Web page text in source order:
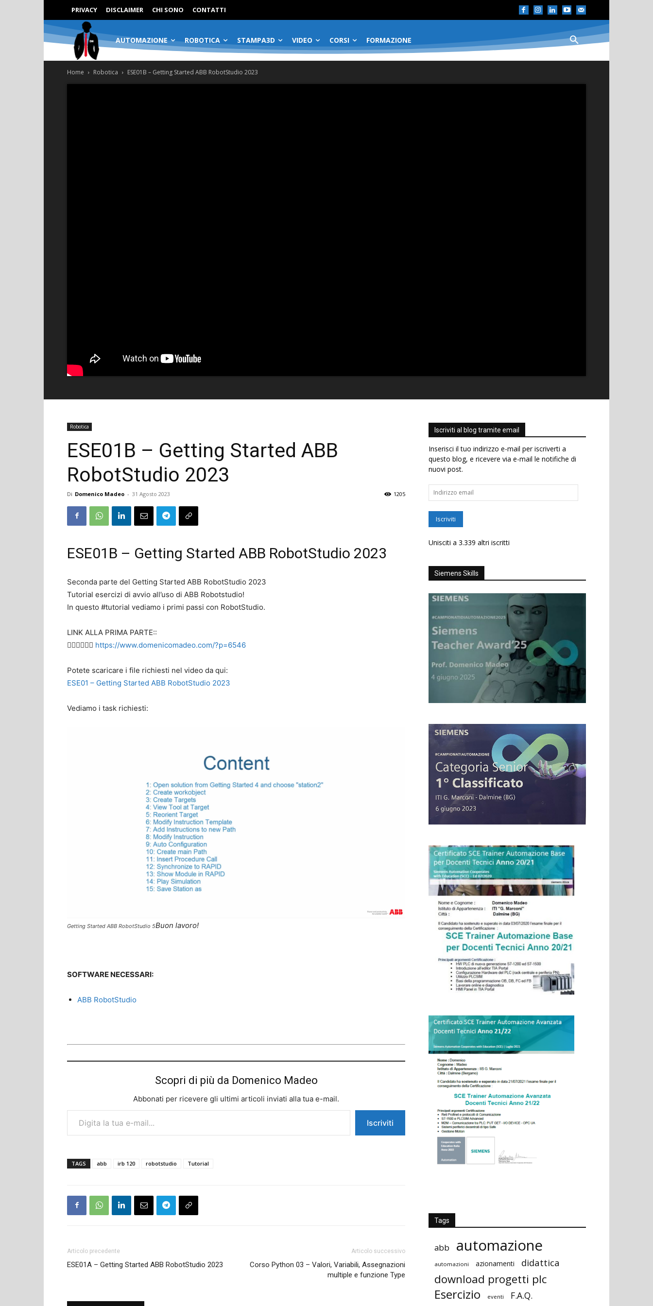
PRIVACY DISCLAIMER CHI SONO CONTATTI
AUTOMAZIONE ROBOTICA STAMPA3D VIDEO CORSI FORMAZIONE
Home Robotica ESE01B – Getting Started ABB RobotStudio 2023
Robotica
ESE01B – Getting Started ABB
RobotStudio 2023
Di Domenico Madeo - 31 Agosto 2023 1205
ESE01B – Getting Started ABB RobotStudio 2023
Seconda parte del Getting Started ABB RobotStudio 2023
Tutorial esercizi di avvio all’uso di ABB Robotstudio!
In questo #tutorial vediamo i primi passi con RobotStudio.
LINK ALLA PRIMA PARTE::
👉🏻👉🏻👉🏻 https://www.domenicomadeo.com/?p=6546
Potete scaricare i file richiesti nel video da qui:
ESE01 – Getting Started ABB RobotStudio 2023
Vediamo i task richiesti:
Getting Started ABB RobotStudio 5Buon lavoro!
SOFTWARE NECESSARI:
ABB RobotStudio
Scopri di più da Domenico Madeo
Abbonati per ricevere gli ultimi articoli inviati alla tua e-mail.
Digita la tua e-mail...
Iscriviti
TAGS abb irb 120 robotstudio Tutorial
Articolo precedente
ESE01A – Getting Started ABB RobotStudio 2023
Articolo successivo
Corso Python 03 – Valori, Variabili, Assegnazioni
multiple e funzione Type
Iscriviti al blog tramite email
Inserisci il tuo indirizzo e-mail per iscriverti a
questo blog, e ricevere via e-mail le notifiche di
nuovi post.
Indirizzo
email
Iscriviti
Unisciti a 3.339 altri iscritti
Siemens Skills
Tags
abb automazione
automazioni azionamenti didattica
download progetti plc
Esercizio eventi F.A.Q.